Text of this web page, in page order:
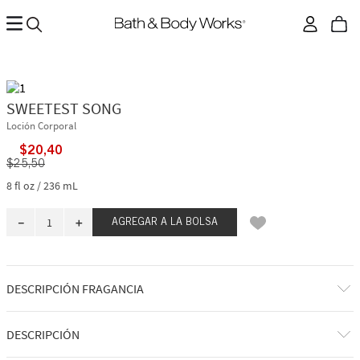
SWEETEST SONG
Loción Corporal
$20,40
$25,50
8 fl oz / 236 mL
＋
－ AGREGAR A LA BOLSA
DESCRIPCIÓN FRAGANCIA
A qué huele: música que te transporta al mejor día de tu vida.
DESCRIPCIÓN